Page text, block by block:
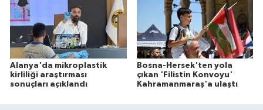
Alanya'da mikroplastik
kirliliği araştırması
sonuçları açıklandı
Bosna-Hersek'ten yola
çıkan 'Filistin Konvoyu'
Kahramanmaraş'a ulaştı